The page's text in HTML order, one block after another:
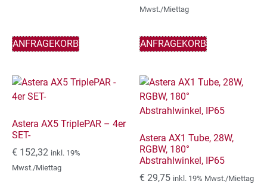
ANFRAGEKORB
Mwst./Miettag
ANFRAGEKORB
Astera AX5 TriplePAR – 4er
SET-
€ 152,32 inkl. 19%
Mwst./Miettag
Astera AX1 Tube, 28W,
RGBW, 180°
Abstrahlwinkel, IP65
€ 29,75 inkl. 19% Mwst./Miettag